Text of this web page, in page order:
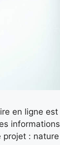
en ligne est
informations
projet : nature